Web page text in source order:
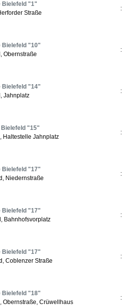
Bielefeld "1"
Straße
:
Bielefeld "10"
Obernstraße
:
Bielefeld "14"
Jahnplatz
:
Bielefeld "15"
Haltestelle Jahnplatz
:
Bielefeld "17"
Niedernstraße
:
Bielefeld "17"
Bahnhofsvorplatz
:
Bielefeld "17"
Coblenzer Straße
:
Bielefeld "18"
Obernstraße, Crüwellhaus
: